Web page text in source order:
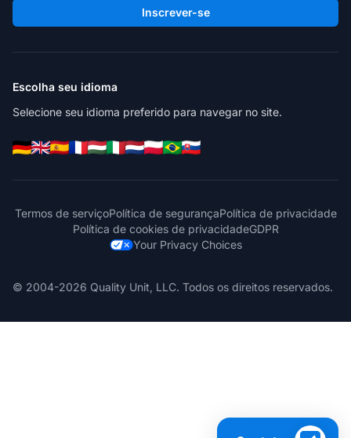
Inscrever-se
Escolha seu idioma
Selecione seu idioma preferido para navegar no site.
Termos de serviçoPolítica de segurançaPolítica de privacidade
Política de cookies de privacidadeGDPR
Your Privacy Choices
© 2004-2026 Quality Unit, LLC. Todos os direitos reservados.